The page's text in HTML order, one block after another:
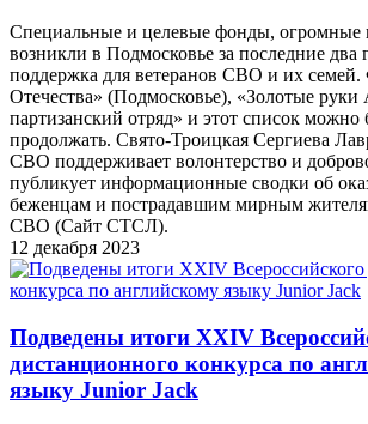
Специальные и целевые фонды, огромные
возникли в Подмосковье за последние два
поддержка для ветеранов СВО и их
Отечества» (Подмосковье), «Золотые
партизанский отряд» и этот список можно
продолжать. Свято-Троицкая Сергиева
СВО поддерживает волонтерство и
публикует информационные сводки об
беженцам и пострадавшим мирным
СВО (Сайт СТСЛ).
12 декабря 2023
Подведены итоги XXIV
дистанционного конкурса по
языку Junior Jack